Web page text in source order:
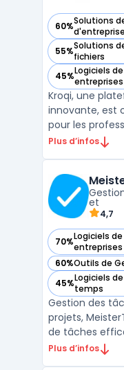
60%Solutions
d'entreprise
— voir Kroqi
55%Solutions
fichiers
— voir Kroqi
45%Logiciels
entreprises
— voir Kroqi
Kroqi, une
innovante, est
pour les
Elle intègre un
en temps réel.
telles que la
Plus d’infos
et
4,7
70%Logiciels
entreprises
— voir
60%Outils de
— voir
45%Logiciels
temps
— voir
Gestion des
projets,
de tâches
toutes les
Plus d’infos